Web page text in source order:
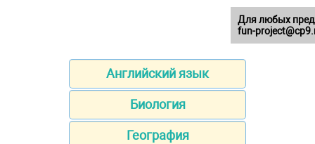
Английский язык
Биология
География
Для любых
fun-